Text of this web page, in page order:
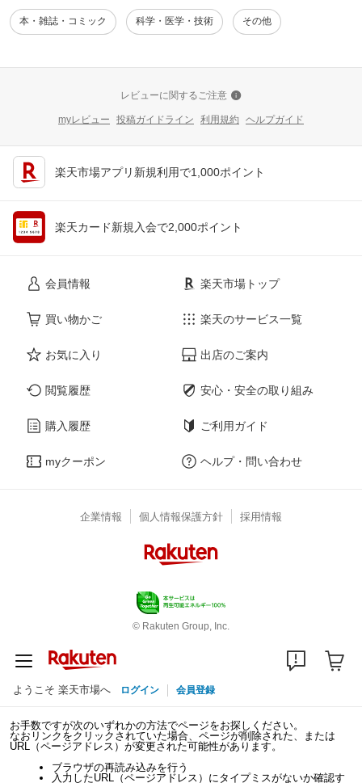
本・雑誌・コミック 科学・医学・技術 その他
レビューに関するご注意
myレビュー 投稿ガイドライン 利用規約 ヘルプガイド
楽天市場アプリ新規利用で1,000ポイント
楽天カード新規入会で2,000ポイント
会員情報
買い物かご
お気に入り
閲覧履歴
購入履歴
myクーポン
楽天市場トップ
楽天のサービス一覧
出店のご案内
安心・安全の取り組み
ご利用ガイド
ヘルプ・問い合わせ
企業情報 個人情報保護方針 採用情報
© Rakuten Group, Inc.
ようこそ 楽天市場へ ログイン 会員登録
お手数ですが次のいずれかの方法でページをお探しください。
なおリンクをクリックされていた場合、ページが削除された、または
URL（ページアドレス）が変更された可能性があります。
ブラウザの再読み込みを行う
入力したURL（ページアドレス）にタイプミスがないか確認す